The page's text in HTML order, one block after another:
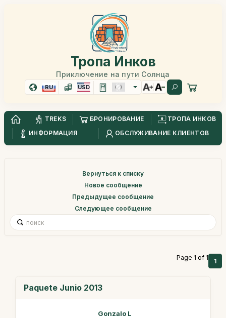
Тропа Инков
Приключение на пути Солнца
RU USD
TREKS БРОНИРОВАНИЕ
ТРОПА ИНКОВ
ИНФОРМАЦИЯ
ОБСЛУЖИВАНИЕ КЛИЕНТОВ
Вернуться к списку
Новое сообщение
Предыдущее сообщение
Следующее сообщение
Page 1 of 1 1
Paquete Junio 2013
Gonzalo L